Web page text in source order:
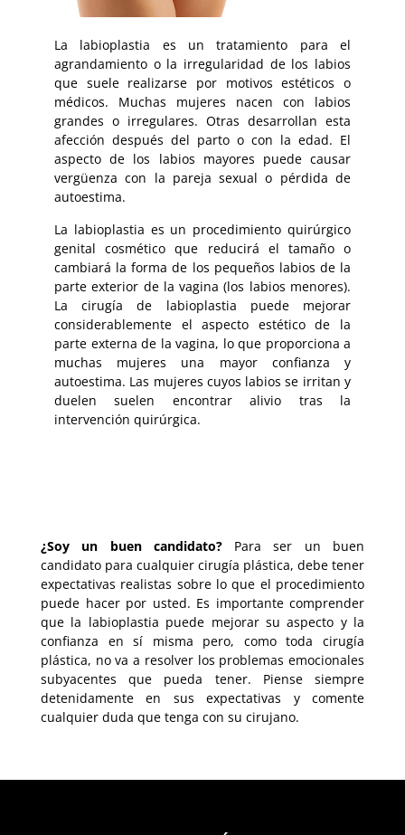
La labioplastia es un tratamiento para el
agrandamiento o la irregularidad de los labios
que suele realizarse por motivos estéticos o
médicos. Muchas mujeres nacen con labios
grandes o irregulares. Otras desarrollan esta
afección después del parto o con la edad. El
aspecto de los labios mayores puede causar
vergüenza con la pareja sexual o pérdida de
autoestima.
La labioplastia es un procedimiento quirúrgico
genital cosmético que reducirá el tamaño o
cambiará la forma de los pequeños labios de la
parte exterior de la vagina (los labios menores).
La cirugía de labioplastia puede mejorar
considerablemente el aspecto estético de la
parte externa de la vagina, lo que proporciona a
muchas mujeres una mayor confianza y
autoestima. Las mujeres cuyos labios se irritan y
duelen suelen encontrar alivio tras la
intervención quirúrgica.
¿Soy un buen candidato?Para ser un buen
candidato para cualquier cirugía plástica, debe tener
expectativas realistas sobre lo que el procedimiento
puede hacer por usted. Es importante comprender
que la labioplastia puede mejorar su aspecto y la
confianza en sí misma pero, como toda cirugía
plástica, no va a resolver los problemas emocionales
subyacentes que pueda tener. Piense siempre
detenidamente en sus expectativas y comente
cualquier duda que tenga con su cirujano.